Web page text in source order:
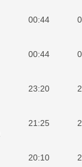
00:44
00:44
23:20
21:25
20:10